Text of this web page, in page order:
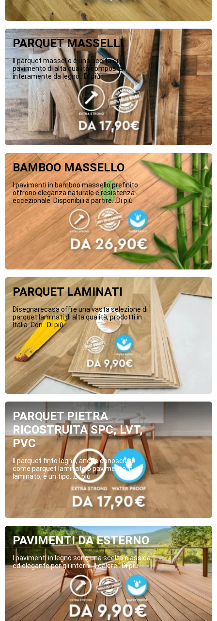
PARQUET MASSELLI
Il parquet massello è una scelta di
pavimento di alta qualità composta
interamente da legno...Di più
BAMBOO MASSELLO
I pavimenti in bamboo massello prefinito
offrono eleganza naturale e resistenza
eccezionale. Disponibili a partire...Di più
PARQUET LAMINATI
Disegnarecasa offre una vasta selezione di
parquet laminati di alta qualità, prodotti in
Italia. Con...Di più
PARQUET PIETRA
RICOSTRUITA SPC, LVT,
PVC
Il parquet finto legno, anche conosciuto
come parquet laminato o pavimento in
laminato, è un tipo...Di più
PAVIMENTI DA ESTERNO
I pavimenti in legno sono una scelta classica
ed elegante per gli interni. Il calore...Di più